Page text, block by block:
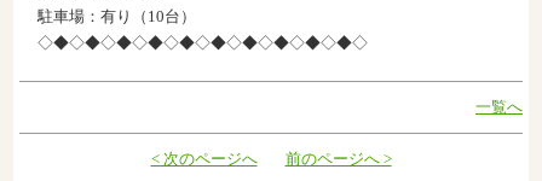
駐車場：有り（10台）
◇◆◇◆◇◆◇◆◇◆◇◆◇◆◇◆◇◆◇◆◇
一覧へ
< 次のページへ 前のページへ >